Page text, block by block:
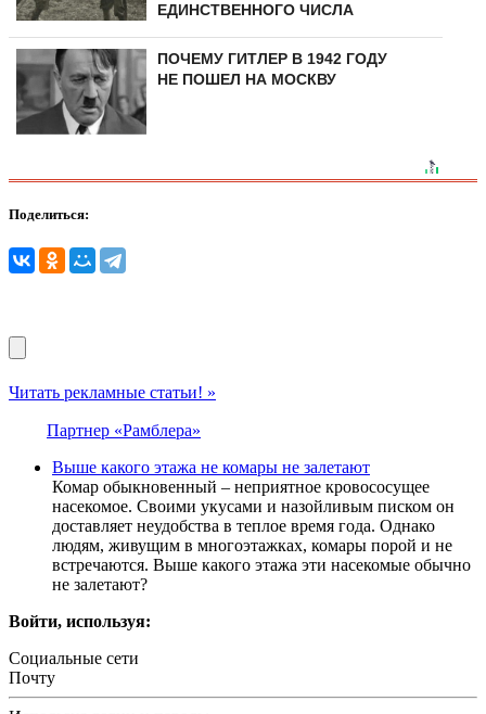
ЕДИНСТВЕННОГО ЧИСЛА
ПОЧЕМУ ГИТЛЕР В 1942 ГОДУ
НЕ ПОШЕЛ НА МОСКВУ
Поделиться:
Читать рекламные статьи! »
Партнер «Рамблера»
Выше какого этажа не комары не залетают
Комар обыкновенный – неприятное кровососущее
насекомое. Своими укусами и назойливым писком он
доставляет неудобства в теплое время года. Однако
людям, живущим в многоэтажках, комары порой и не
встречаются. Выше какого этажа эти насекомые обычно
не залетают?
Войти, используя:
Социальные сети
Почту